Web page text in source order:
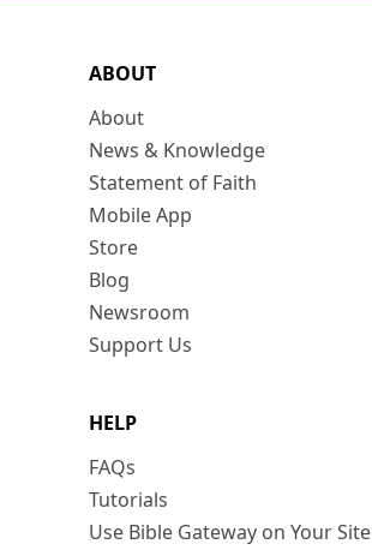
ABOUT
About
News & Knowledge
Statement of Faith
Mobile App
Store
Blog
Newsroom
Support Us
HELP
FAQs
Tutorials
Use Bible Gateway on Your Site